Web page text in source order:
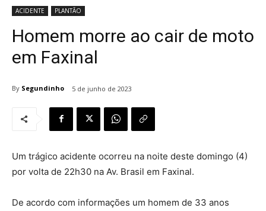
ACIDENTE PLANTÃO
Homem morre ao cair de moto
em Faxinal
By Segundinho 5 de junho de 2023
Um trágico acidente ocorreu na noite deste domingo (4)
por volta de 22h30 na Av. Brasil em Faxinal.
De acordo com informações um homem de 33 anos